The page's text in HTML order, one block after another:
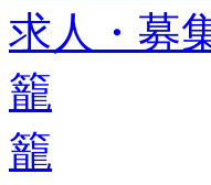
求人・募
籠
籠